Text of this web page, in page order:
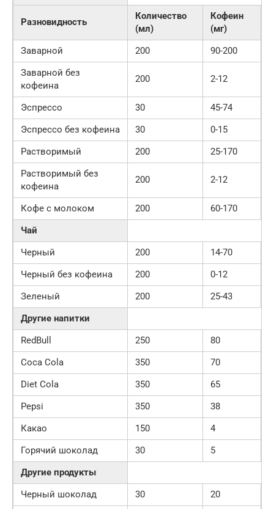
Разновидность
Количество
(мл)
Кофеин
(мг)
Заварной
200
90-200
Заварной без
кофеина
200 2-12
Эспрессо 30
45-74
Эспрессо без кофеина
30
0-15
Растворимый
200
25-170
Растворимый без
кофеина
200 2-12
Кофе с молоком 200
60-170
Чай
Черный
200
14-70
Черный без кофеина
200
0-12
Зеленый
200
25-43
Другие напитки
RedBull
250
80
Coca Cola
350
70
Diet Cola
350
65
Pepsi
350
38
Какао
150
4
Горячий шоколад
30
5
Другие продукты
Черный шоколад
30
20